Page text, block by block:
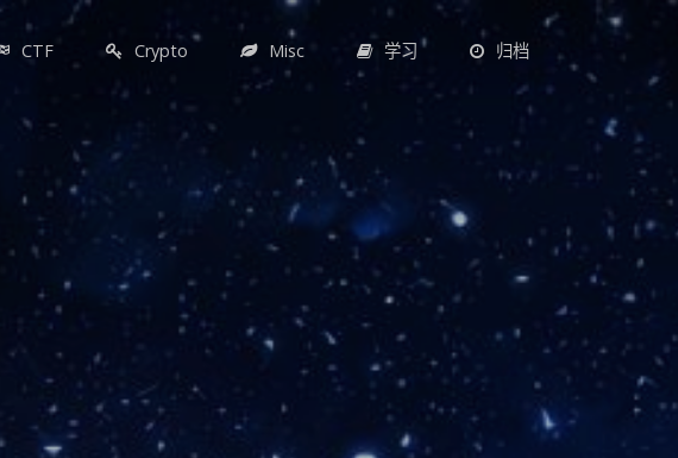
CTF Crypto Misc 学习 归档